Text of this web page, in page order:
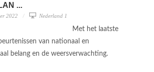
...
2022 Nederland 1
Met het laatste
van nationaal en
belang en de weersverwachting.